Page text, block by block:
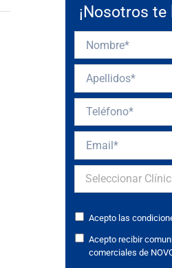
¡Nosotros
Acepto las
Acepto recibir
comerciales de